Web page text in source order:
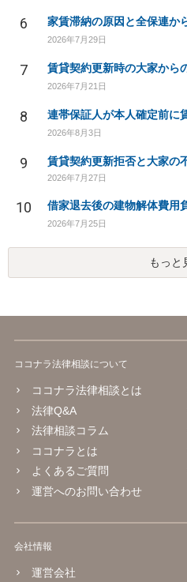
6 家賃滞納の原因と全保連か
2026年7月29日
7 賃貸契約更新時の大家から
2026年7月21日
8
2026年8月3日
9
2026年7月27日
10
2026年7月25日
もっと
ココナラ法律相談について
ココナラ法律相談とは
法律Q&A
法律相談コラム
ココナラとは
よくあるご質問
運営へのお問い合わせ
会社情報
運営会社